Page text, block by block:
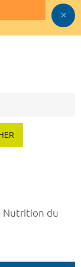
Nutrition du